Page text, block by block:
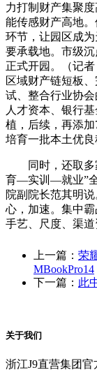
力打制财产集聚
能传感财产高地
环节，让园区成
要承载地。市级
正式开园。（记
区域财产链短板
试、整合行业协
人才资本、银行
植，后续，再添
培育一批本土优良
同时，还取多
育—实训—就业”全
院副院长范其明
心，加速。集中
手艺、尺度、渠道
上一篇： 荣
MBookPro14
下一篇： 此
关于我们
浙江J9直营集团